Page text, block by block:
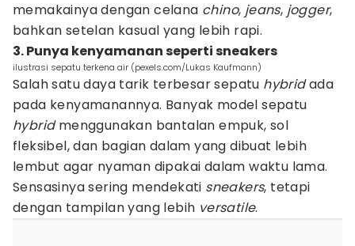
memakainya dengan celana chino, jeans, jogger,
bahkan setelan kasual yang lebih rapi.
3. Punya kenyamanan seperti sneakers
ilustrasi sepatu terkena air (pexels.com/Lukas Kaufmann)
Salah satu daya tarik terbesar sepatu hybridada
pada kenyamanannya. Banyak model sepatu
hybridmenggunakan bantalan empuk, sol
fleksibel, dan bagian dalam yang dibuat lebih
lembut agar nyaman dipakai dalam waktu lama.
Sensasinya sering mendekati sneakers, tetapi
dengan tampilan yang lebih versatile.